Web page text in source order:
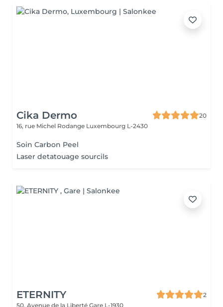
Cika Dermo
20
16, rue Michel Rodange Luxembourg L-2430
Soin Carbon Peel
Laser detatouage sourcils
ETERNITY
2
50, Avenue de la Liberté Gare L-1930